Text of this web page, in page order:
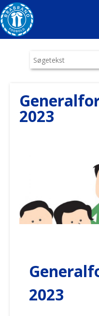
2023
2023